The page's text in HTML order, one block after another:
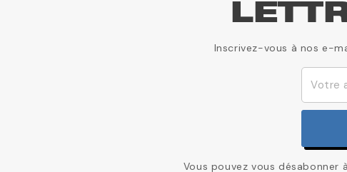
Inscrivez-vous à nos e-
Vous pouvez vous